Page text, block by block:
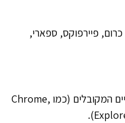
פיירפוקס, ספארי,
תמיכה בכל הדפדפנים התקניים המקובלים (כמו Chrome,